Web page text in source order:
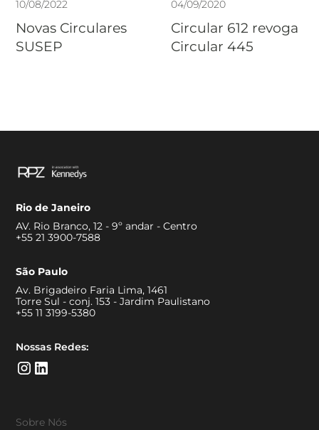
10/08/2022
Novas Circulares
SUSEP
04/09/2020
Circular 612 revoga
Circular 445
Rio de Janeiro
AV. Rio Branco, 12 - 9º andar - Centro
+55 21 3900-7588
São Paulo
Av. Brigadeiro Faria Lima, 1461
Torre Sul - conj. 153 - Jardim Paulistano
+55 11 3199-5380
Nossas Redes:
Sobre Nós